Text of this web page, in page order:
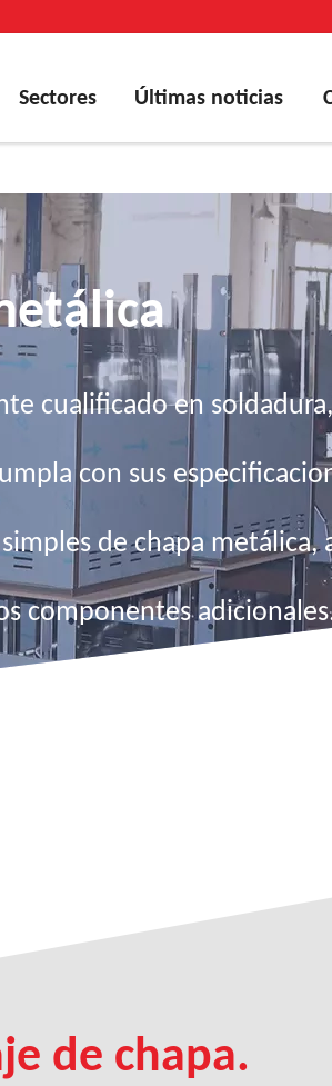
Sectores Últimas noticias
cualificado en
con sus
de chapa metálica,
componentes
de chapa.